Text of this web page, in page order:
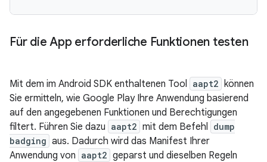
Für die App erforderliche Funktionen testen
Mit dem im Android SDK enthaltenen Tool aapt2 können
Sie ermitteln, wie Google Play Ihre Anwendung basierend
auf den angegebenen Funktionen und Berechtigungen
filtert. Führen Sie dazu aapt2 mit dem Befehl dump
badging aus. Dadurch wird das Manifest Ihrer
Anwendung von aapt2 geparst und dieselben Regeln